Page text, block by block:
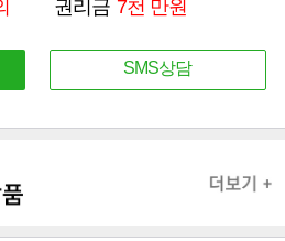
권리금 7천 만원
SMS상담